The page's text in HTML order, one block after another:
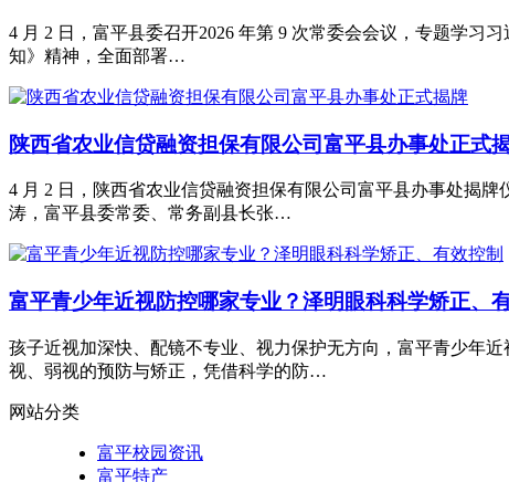
4 月 2 日，富平县委召开2026 年第 9 次常委会会议，专题学习
知》精神，全面部署…
陕西省农业信贷融资担保有限公司富平县办事处正式
4 月 2 日，陕西省农业信贷融资担保有限公司富平县办事处揭
涛，富平县委常委、常务副县长张…
富平青少年近视防控哪家专业？泽明眼科科学矫正、
孩子近视加深快、配镜不专业、视力保护无方向，富平青少年
视、弱视的预防与矫正，凭借科学的防…
网站分类
富平校园资讯
富平特产